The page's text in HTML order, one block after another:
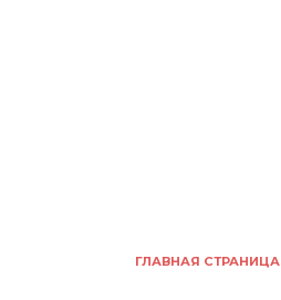
ГЛАВНАЯ СТРАНИЦА